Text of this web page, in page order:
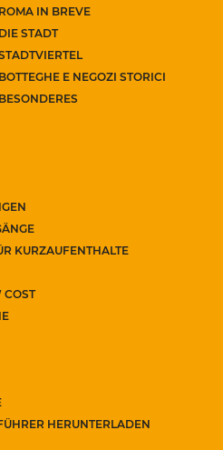
ROMA IN BREVE
DIE STADT
BOTTEGHE E NEGOZI STORICI
BESONDERES
KURZAUFENTHALTE
COST
HERUNTERLADEN